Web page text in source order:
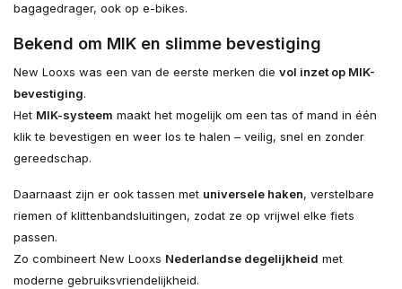
bagagedrager, ook op e-bikes.
Bekend om MIK en slimme bevestiging
New Looxs was een van de eerste merken die vol inzet op MIK-
bevestiging.
Het MIK-systeem maakt het mogelijk om een tas of mand in één
klik te bevestigen en weer los te halen – veilig, snel en zonder
gereedschap.
Daarnaast zijn er ook tassen met universele haken, verstelbare
riemen of klittenbandsluitingen, zodat ze op vrijwel elke fiets
passen.
Zo combineert New Looxs Nederlandse degelijkheid met
moderne gebruiksvriendelijkheid.